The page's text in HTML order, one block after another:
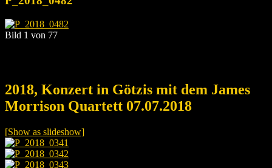
Bild 1 von 77
2018, Konzert in Götzis mit dem James
Morrison Quartett 07.07.2018
[Show as slideshow]